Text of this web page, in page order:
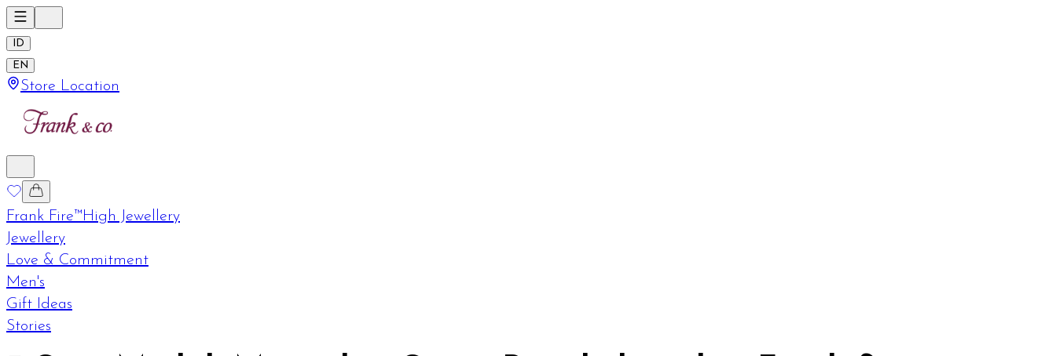
ID
EN
Store Location
Frank Fire™High Jewellery
Jewellery
Love & Commitment
Men's
Gift Ideas
Stories